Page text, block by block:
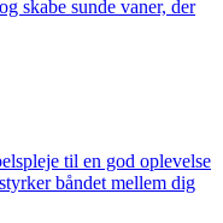
skabe sunde vaner, der
til en god oplevelse
båndet mellem dig